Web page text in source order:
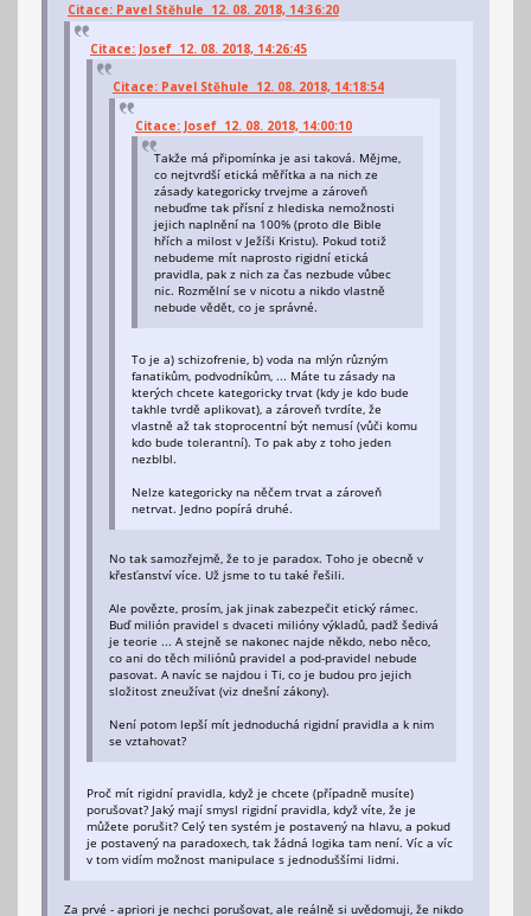
Citace: Pavel Stěhule 12. 08. 2018, 14:36:20
Citace: Josef 12. 08. 2018, 14:26:45
Citace: Pavel Stěhule 12. 08. 2018, 14:18:54
Citace: Josef 12. 08. 2018, 14:00:10
Takže má připomínka je asi taková. Mějme,
co nejtvrdší etická měřítka a na nich ze
zásady kategoricky trvejme a zároveň
nebuďme tak přísní z hlediska nemožnosti
jejich naplnění na 100% (proto dle Bible
hřích a milost v Ježíši Kristu). Pokud totiž
nebudeme mít naprosto rigidní etická
pravidla, pak z nich za čas nezbude vůbec
nic. Rozmělní se v nicotu a nikdo vlastně
nebude vědět, co je správné.
To je a) schizofrenie, b) voda na mlýn různým
fanatikům, podvodníkům, ... Máte tu zásady na
kterých chcete kategoricky trvat (kdy je kdo bude
takhle tvrdě aplikovat), a zároveň tvrdíte, že
vlastně až tak stoprocentní být nemusí (vůči komu
kdo bude tolerantní). To pak aby z toho jeden
nezblbl.
Nelze kategoricky na něčem trvat a zároveň
netrvat. Jedno popírá druhé.
No tak samozřejmě, že to je paradox. Toho je obecně v
křesťanství více. Už jsme to tu také řešili.
Ale povězte, prosím, jak jinak zabezpečit etický rámec.
Buď milión pravidel s dvaceti milióny výkladů, padž šedivá
je teorie ... A stejně se nakonec najde někdo, nebo něco,
co ani do těch miliónů pravidel a pod-pravidel nebude
pasovat. A navíc se najdou i Ti, co je budou pro jejich
složitost zneužívat (viz dnešní zákony).
Není potom lepší mít jednoduchá rigidní pravidla a k nim
se vztahovat?
Proč mít rigidní pravidla, když je chcete (případně musíte)
porušovat? Jaký mají smysl rigidní pravidla, když víte, že je
můžete porušit? Celý ten systém je postavený na hlavu, a pokud
je postavený na paradoxech, tak žádná logika tam není. Víc a víc
v tom vidím možnost manipulace s jednoduššími lidmi.
Za prvé - apriori je nechci porušovat, ale reálně si uvědomuji, že nikdo